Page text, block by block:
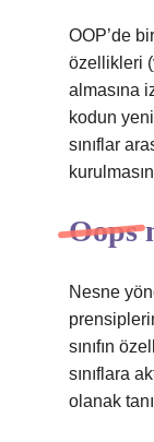
OOP’de
özellikleri
almasına
kodun
sınıflar
Oops
Nesne
sınıfın
sınıflara
olanak